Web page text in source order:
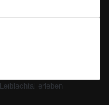
Leiblachtal erleben